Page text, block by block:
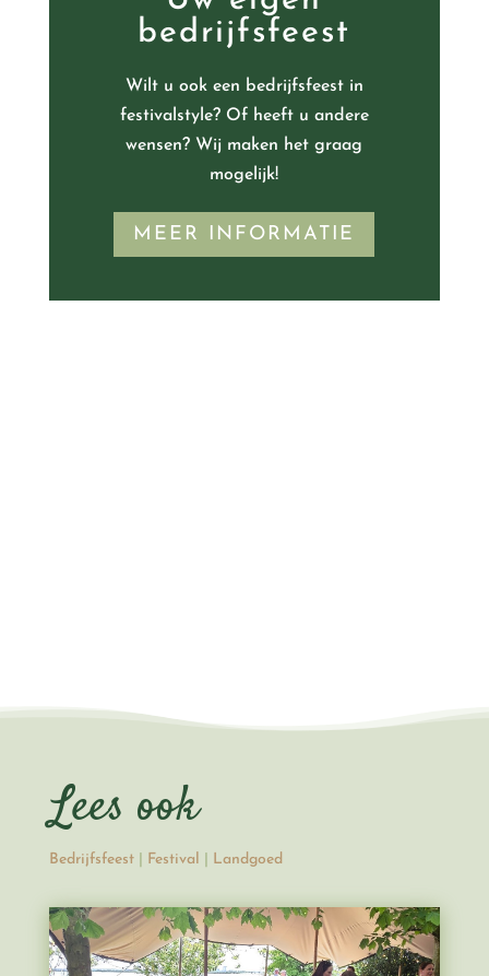
bedrijfsfeest
Wilt u ook een bedrijfsfeest in
festivalstyle? Of heeft u andere
wensen? Wij maken het graag
mogelijk!
MEER INFORMATIE
Lees ook
Bedrijfsfeest| Festival Landgoed